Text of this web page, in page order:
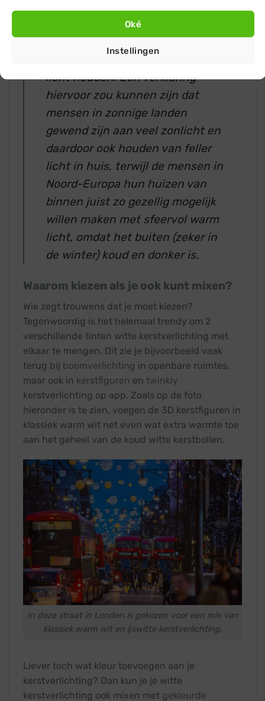
Oké
Instellingen
Europese landen en Afrika koel
licht prettiger, terwijl mensen uit
Noord-Europa meer van warm
licht houden. Een verklaring
hiervoor zou kunnen zijn dat
mensen in zonnige landen
gewend zijn aan veel zonlicht en
daardoor ook houden van feller
licht in huis, terwijl de mensen in
Noord-Europa hun huizen van
binnen juist zo gezellig mogelijk
willen maken met sfeervol warm
licht, omdat het buiten (zeker in
de winter) koud en donker is.
Waarom kiezen als je ook kunt mixen?
Wie zegt trouwens dat je moet kiezen?
Tegenwoordig is het helemaal trendy om 2
verschillende tinten witte kerstverlichting met
elkaar te mengen. Dit zie je bijvoorbeeld vaak
terug bij boomverlichting in openbare ruimtes,
maar ook in kerstfiguren en twinkly
kerstverlichting op app. Zoals op de foto
hieronder is te zien, voegen de 3D kerstfiguren in
klassiek warm wit net even wat extra warmte toe
aan het geheel van de koud witte kerstbollen.
In deze straat in Londen is gekozen voor een mix van
klassiek warm wit en ijswitte kerstverlichting.
Liever toch wat kleur toevoegen aan je
kerstverlichting? Dan kun je je witte
kerstverlichting ook mixen met gekleurde